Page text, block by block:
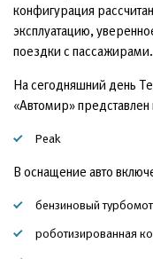
конфигурация
эксплуатацию,
поездки с пассажирами.
На сегодняшний день
«Автомир» представлен
Peak
В оснащение авто
бензиновый
роботизированная